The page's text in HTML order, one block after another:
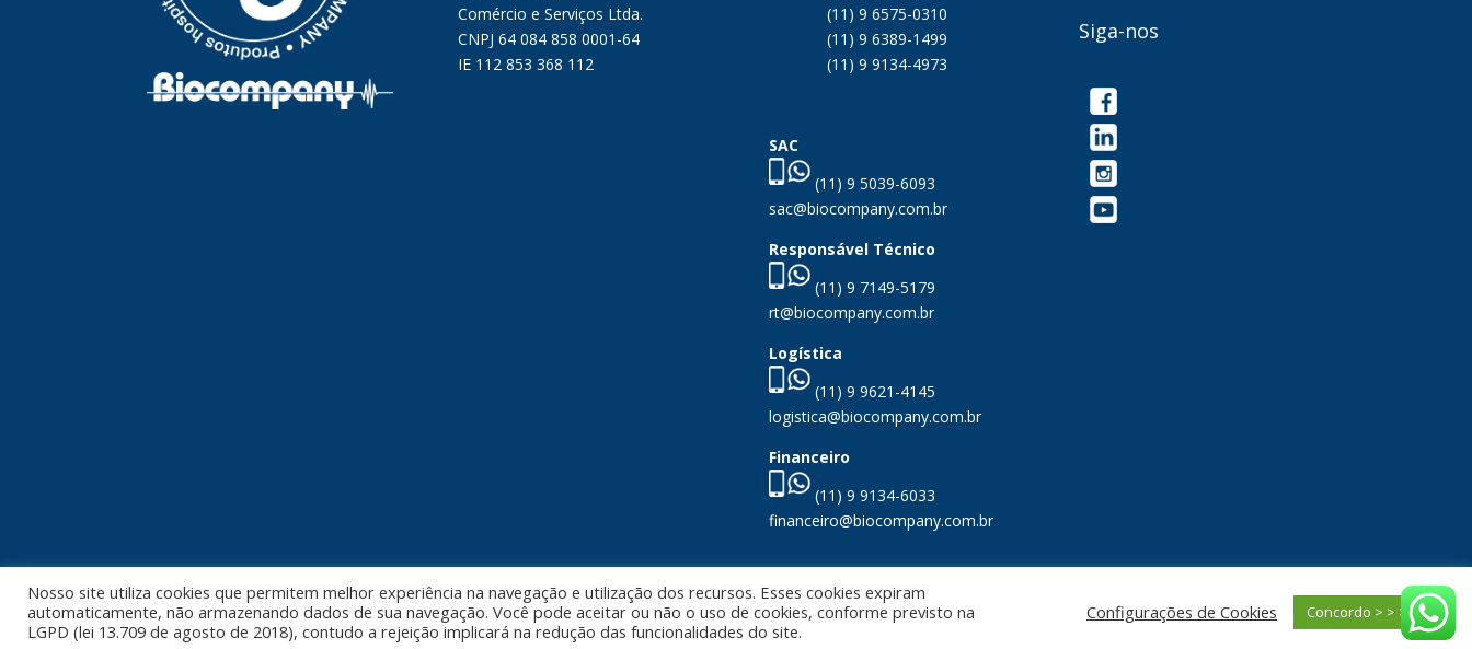
Comércio e Serviços Ltda.
CNPJ 64 084 858 0001-64
IE 112 853 368 112
(11) 9 6575-0310
(11) 9 6389-1499
(11) 9 9134-4973
SAC
(11) 9 5039-6093
sac@biocompany.com.br
Responsável Técnico
(11) 9 7149-5179
rt@biocompany.com.br
Logística
(11) 9 9621-4145
logistica@biocompany.com.br
Financeiro
(11) 9 9134-6033
financeiro@biocompany.com.br
Siga-nos
© Copyright 2026 | Biocompany 35 anos. Todos os direitos reservados. As imagens são de uso exclusivo da Biocompany.
Nosso site utiliza cookies que permitem melhor experiência na navegação e utilização dos recursos. Esses cookies expiram
automaticamente, não armazenando dados de sua navegação. Você pode aceitar ou não o uso de cookies, conforme previsto na
LGPD (lei 13.709 de agosto de 2018), contudo a rejeição implicará na redução das funcionalidades do site.
Configurações de Cookies Concordo > > > > >